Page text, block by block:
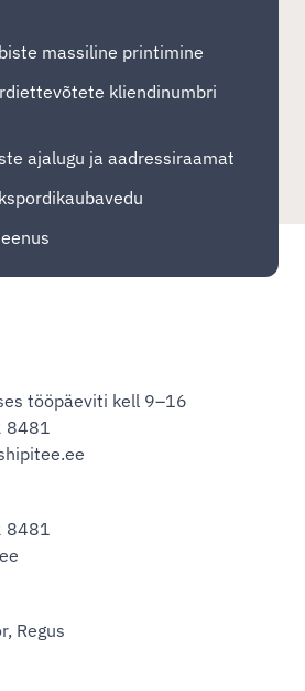
massiline printimine
kliendinumbri
ajalugu ja aadressiraamat
tööpäeviti kell 9–16
8481
8481
Regus